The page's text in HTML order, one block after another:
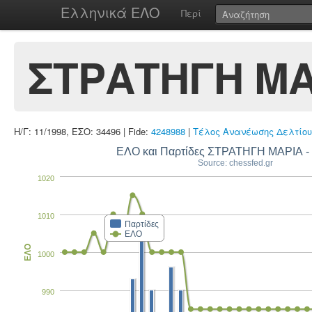
Ελληνικά ΕΛΟ Περί
ΣΤΡΑΤΗΓΗ
Η/Γ: 11/1998, ΕΣΟ: 34496 | Fide: 4248988 | Τέλος Ανανέωσης Δελτίου
ΕΛΟ και Παρτίδες ΣΤΡΑΤΗΓΗ ΜΑΡΙΑ
Source: chessfed.gr
Παρτίδες
ΕΛΟ
990
1000
1010
1020
ΕΛΟ